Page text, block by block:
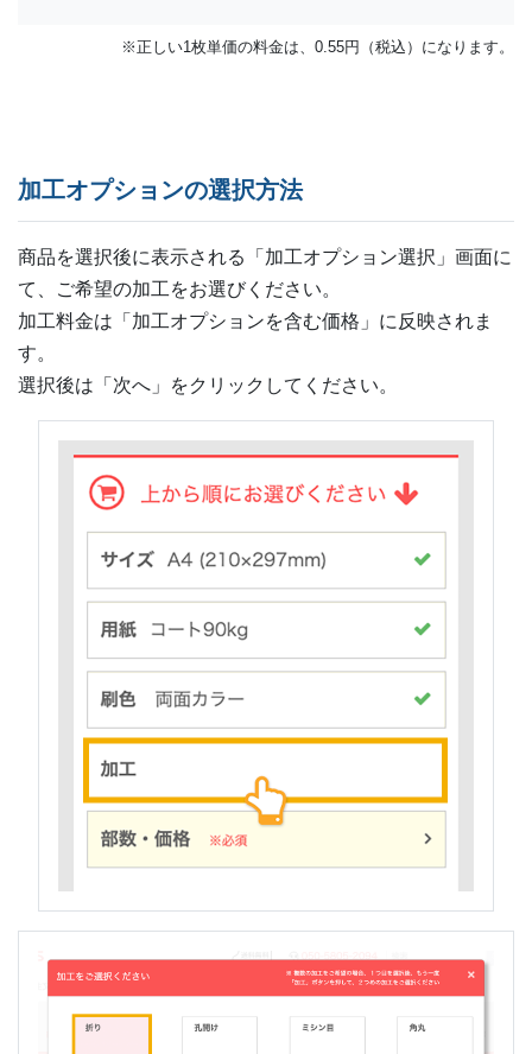
※正しい1枚単価の料金は、0.55円（税込）になります。
加工オプションの選択方法
商品を選択後に表示される「加工オプション選択」画面に
て、ご希望の加工をお選びください。
加工料金は「加工オプションを含む価格」に反映されま
す。
選択後は「次へ」をクリックしてください。